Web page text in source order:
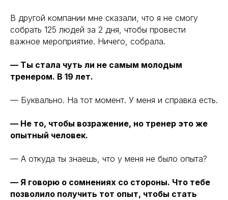
В другой компании мне сказали, что я не смогу
собрать 125 людей за 2 дня, чтобы провести
важное мероприятие. Ничего, собрала.
— Ты стала чуть ли не самым молодым
тренером. В 19 лет.
— Буквально. На тот момент. У меня и справка есть.
— Не то, чтобы возражение, но тренер это же
опытный человек.
— А откуда ты знаешь, что у меня не было опыта?
— Я говорю о сомнениях со стороны. Что тебе
позволило получить тот опыт, чтобы стать